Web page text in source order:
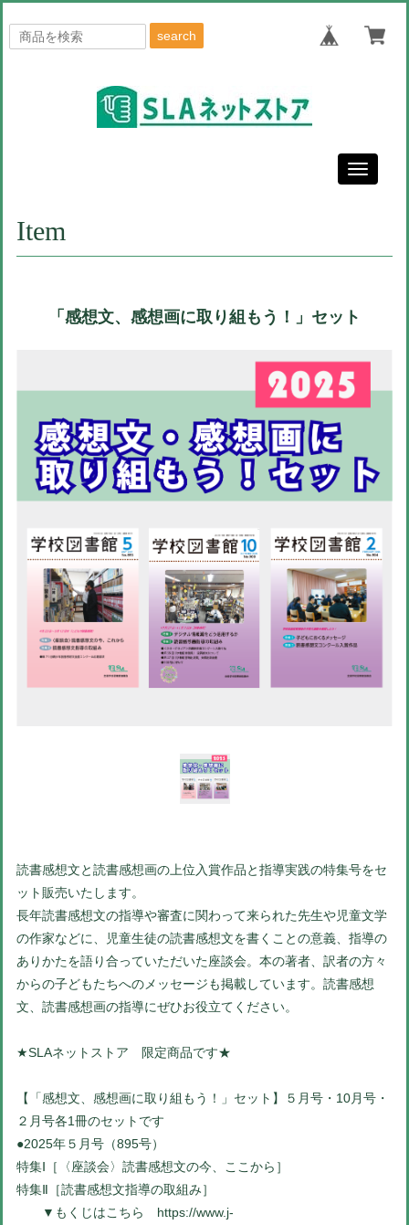
search
Toggle
Item
「感想文、感想画に取り組もう！」セット
読書感想文と読書感想画の上位入賞作品と指導実践の特集号をセ
ット販売いたします。
長年読書感想文の指導や審査に関わって来られた先生や児童文学
の作家などに、児童生徒の読書感想文を書くことの意義、指導の
ありかたを語り合っていただいた座談会。本の著者、訳者の方々
からの子どもたちへのメッセージも掲載しています。読書感想
文、読書感想画の指導にぜひお役立てください。
★SLAネットストア 限定商品です★
【「感想文、感想画に取り組もう！」セット】５月号・10月号・
２月号各1冊のセットです
●2025年５月号（895号）
特集Ⅰ［〈座談会〉読書感想文の今、ここから］
特集Ⅱ［読書感想文指導の取組み］
▼もくじはこちら https://www.j-